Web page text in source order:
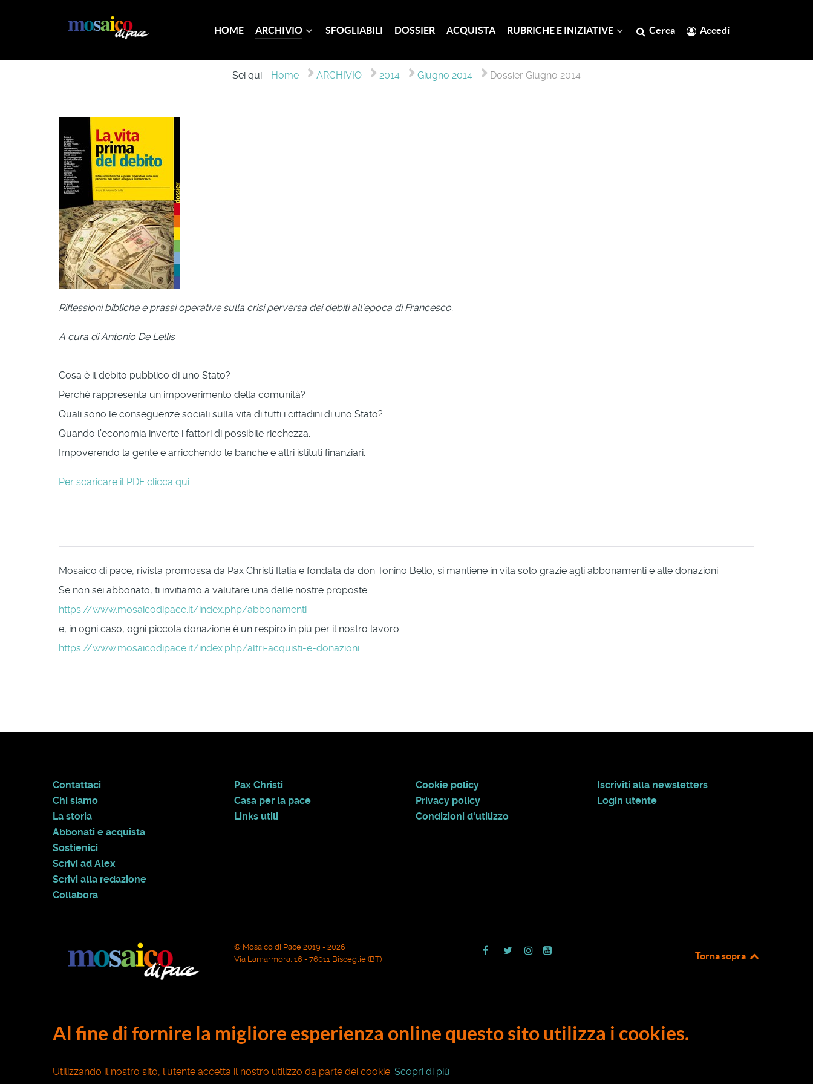
HOME ARCHIVIO SFOGLIABILI DOSSIER ACQUISTA RUBRICHE E INIZIATIVE Cerca Accedi
Sei qui: Home ARCHIVIO 2014 Giugno 2014 Dossier Giugno 2014
Riflessioni bibliche e prassi operative sulla crisi perversa dei debiti all’epoca di Francesco.
A cura di Antonio De Lellis
Cosa è il debito pubblico di uno Stato?
Perché rappresenta un impoverimento della comunità?
Quali sono le conseguenze sociali sulla vita di tutti i cittadini di uno Stato?
Quando l’economia inverte i fattori di possibile ricchezza.
Impoverendo la gente e arricchendo le banche e altri istituti finanziari.
Per scaricare il PDF clicca qui
Mosaico di pace, rivista promossa da Pax Christi Italia e fondata da don Tonino Bello, si mantiene in vita solo grazie agli abbonamenti e alle donazioni.
Se non sei abbonato, ti invitiamo a valutare una delle nostre proposte:
https://www.mosaicodipace.it/index.php/abbonamenti
e, in ogni caso, ogni piccola donazione è un respiro in più per il nostro lavoro:
https://www.mosaicodipace.it/index.php/altri-acquisti-e-donazioni
Contattaci
Chi siamo
La storia
Abbonati e acquista
Sostienici
Scrivi ad Alex
Scrivi alla redazione
Collabora
Pax Christi
Casa per la pace
Links utili
Cookie policy
Privacy policy
Condizioni d'utilizzo
Iscriviti alla newsletters
Login utente
© Mosaico di Pace 2019 - 2026
Via Lamarmora, 16 - 76011 Bisceglie (BT)
Torna sopra
Al fine di fornire la migliore esperienza online questo sito utilizza i cookies.
Utilizzando il nostro sito, l'utente accetta il nostro utilizzo da parte dei cookie. Scopri di più